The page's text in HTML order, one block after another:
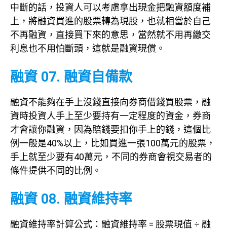
中斷的話，投資人可以考慮拿出現金把融資額度補
上，將融資買進的股票轉為現股，也就相當於自己
不再融資，直接買下來的意思，當然就不用再繳交
利息也不用怕斷頭，這就是融資現償。
融資 07. 融資自備款
融資不能夠在手上沒錢直接向券商借錢買股票，融
資時投資人手上至少要持有一定程度的資金，券商
才會讓你融資，因為賠錢要扣你手上的錢，這個比
例一般是40%以上，比如買進一張100萬元的股票，
手上就至少要有40萬元，不同的券商會視交易者的
條件提供不同的比例。
融資 08. 融資維持率
融資維持率計算公式：融資維持率 = 股票現值 ÷ 融